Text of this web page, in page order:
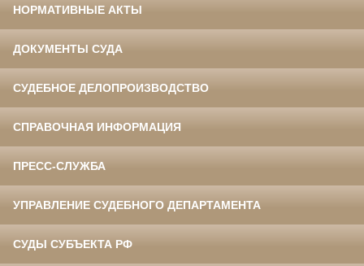
НОРМАТИВНЫЕ АКТЫ
ДОКУМЕНТЫ СУДА
СУДЕБНОЕ ДЕЛОПРОИЗВОДСТВО
СПРАВОЧНАЯ ИНФОРМАЦИЯ
ПРЕСС-СЛУЖБА
УПРАВЛЕНИЕ СУДЕБНОГО ДЕПАРТАМЕНТА
СУДЫ СУБЪЕКТА РФ